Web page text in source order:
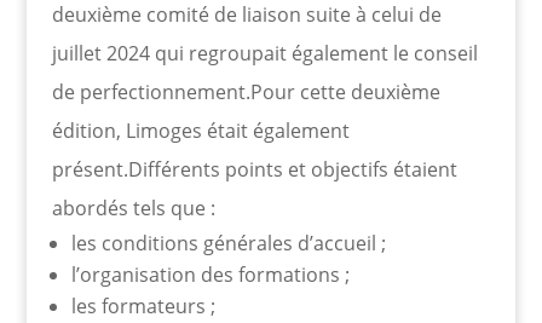
deuxième comité de liaison suite à celui de
juillet 2024 qui regroupait également le conseil
de perfectionnement.Pour cette deuxième
édition, Limoges était également
présent.Différents points et objectifs étaient
abordés tels que :
les conditions générales d’accueil ;
l’organisation des formations ;
les formateurs ;